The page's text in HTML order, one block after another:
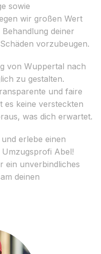
sowie
wir großen Wert
deiner
vorzubeugen.
von Wuppertal nach
zu gestalten.
und faire
es keine versteckten
was dich erwartet.
erlebe einen
Abel!
ein unverbindliches
deinen